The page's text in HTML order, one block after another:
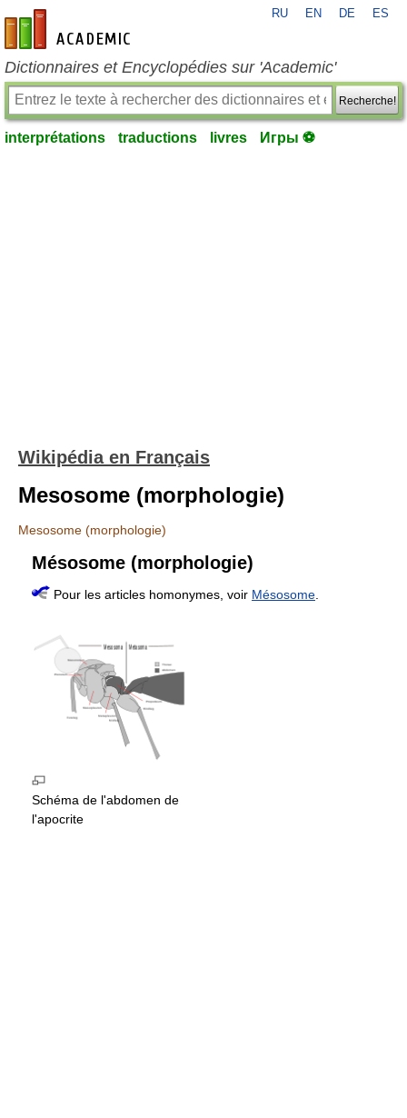
fr-academic.com
RU EN DE ES
Dictionnaires et Encyclopédies sur 'Academic'
Recherche!
interprétations traductions livres Игры ⚽
Wikipédia en Français
Mesosome (morphologie)
Mesosome (morphologie)
Mésosome (morphologie)
Pour les articles homonymes, voir Mésosome
Schéma de l'abdomen de
l'apocrite